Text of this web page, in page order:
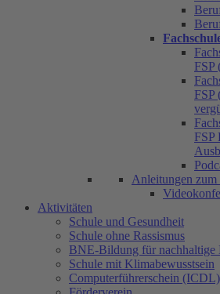
FSP
FSP
FSP
Anleitungen
Aktivitäten
Schule und Gesundheit
Schule ohne Rassismus
BNE-Bildung für nachhaltige
Schule mit Klimabewusstsein
Computerführerschein (ICDL)